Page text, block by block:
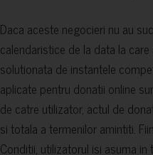
Daca aceste negocieri nu au
calendaristice de la data la
solutionata de instantele
aplicate pentru donatii online
de catre utilizator, actul de
si totala a termenilor amintiti.
Conditii, utilizatorul isi asuma